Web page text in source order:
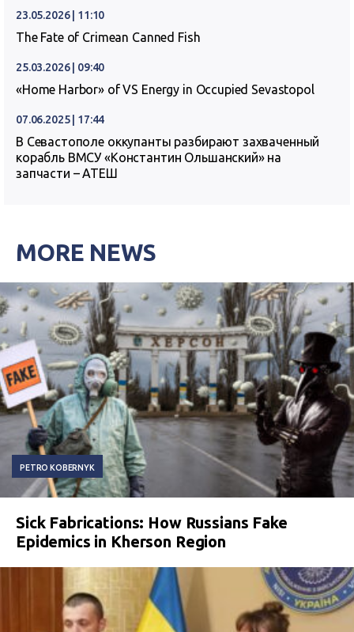
23.05.2026 | 11:10
The Fate of Crimean Canned Fish
25.03.2026 | 09:40
«Home Harbor» of VS Energy in Occupied Sevastopol
07.06.2025 | 17:44
В Севастополе оккупанты разбирают захваченный
корабль ВМСУ «Константин Ольшанский» на
запчасти – АТЕШ
MORE NEWS
PETRO KOBERNYK
Sick Fabrications: How Russians Fake
Epidemics in Kherson Region